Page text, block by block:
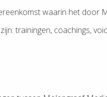
waarin het door
trainingen, coachings,